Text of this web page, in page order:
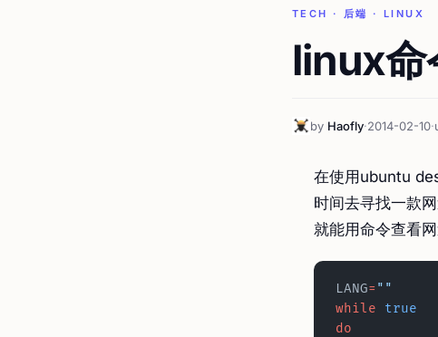
TECH · 后端 · LINUX
linux命
by Haofly·2014-02-10·
在使用ubuntu
时间去寻找一款
就能用命令查看
LANG= ""
while true
do